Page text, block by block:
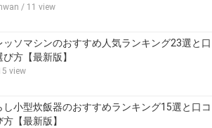
/ 11 view
ッソマシンのおすすめ人気ランキング23選と口
方【最新版】
view
し小型炊飯器のおすすめランキング15選と口コ
方【最新版】